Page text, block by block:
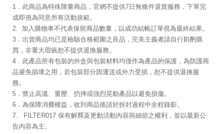
1．此商品為特殊限量商品，官網不提供7日無條件退貨服務，下單完
成即視為同意所有活動規範。
2. 加入購物車不代表保留商品數量，以成功結帳訂單視為最終結果。
3．出貨商品均已是檢驗合格範圍之良品，完美主義者請自行斟酌購
買，非重大瑕疵恕不提供退換服務。
4．此產品所有包裝的外盒與包裝材料均僅作為產品的保護，為防護商
品避免損壞之用，若包裝部分因運送或外力受損，恕不提供退換服
務。
5．禁止高溫、重壓、扔摔或強烈晃動產品以避免損傷。
6．為保障消費權益，收到商品後請於拆封過程中全程錄影。
7. FILTER017 保有解釋及更動活動內容與細節之權利，並以最新公
告內容為主。